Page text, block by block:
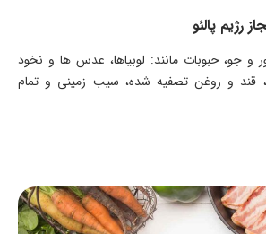
رژیم پالئو
و جو، حبوبات مانند: لوبیاها، عدس ها و نخود
قند و روغن تصفیه شده، سیب زمینی و تمام